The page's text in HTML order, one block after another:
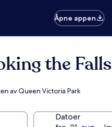
Åpne appen
the Falls
av Queen Victoria Park
Datoer